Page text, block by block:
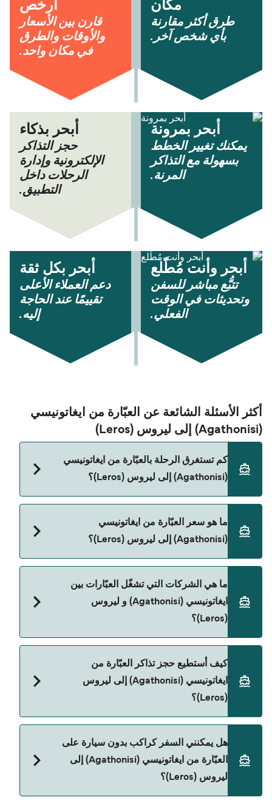
مكان
طرق أكثر مقارنة
بأي شخص آخر.
أرخص
قارن بين الأسعار
والأوقات والطرق
في مكان واحد.
أبحر بمرونة
يمكنك تغيير الخطط
بسهولة مع التذاكر
المرنة.
أبحر بذكاء
حجز التذاكر
الإلكترونية وإدارة
الرحلات داخل
التطبيق.
أبحر وأنت مُطّلع
تتبُّع مباشر للسفن
وتحديثات في الوقت
الفعلي.
أبحر بكل ثقة
دعم العملاء الأعلى
تقييمًا عند الحاجة
إليه.
أكثر الأسئلة الشائعة عن العبّارة من ايغاتونيسي
(Agathonisi) إلى ليروس (Leros)
كم تستغرق الرحلة بالعبّارة من ايغاتونيسي
(Agathonisi) إلى ليروس (Leros)؟
ليروس (Leros) تقريباً 1 الساعة. مدة الإبحار ممكن تختلف
حسب الموسم والشركة، لذلك ننصحك بمراجعة الأوقات
المباشرة باستخدام Direct Ferries Deal Finder.
ما هو سعر العبّارة من ايغاتونيسي
(Agathonisi) إلى ليروس (Leros)؟
(Leros) يختلف حسب الموسم. متوسط سعر الرحلة هو
147٫07 ر.ق.‏SAR. السعر لا يشمل رسوم الحجز.
ما هي الشركات التي تشغّل العبّارات بين
ايغاتونيسي (Agathonisi) و ليروس
(Leros)؟
توجد 2 شركات عبّارات معروفة من ايغاتونيسي
Dodekanisos Seaways
Joy Blue Star
كيف أستطيع حجز تذاكر العبّارة من
ايغاتونيسي (Agathonisi) إلى ليروس
(Leros)؟
صفحة العروض لمعرفة أحدث التخفيضات.
هل يمكنني السفر كراكب بدون سيارة على
العبّارة من ايغاتونيسي (Agathonisi) إلى
ليروس (Leros)؟